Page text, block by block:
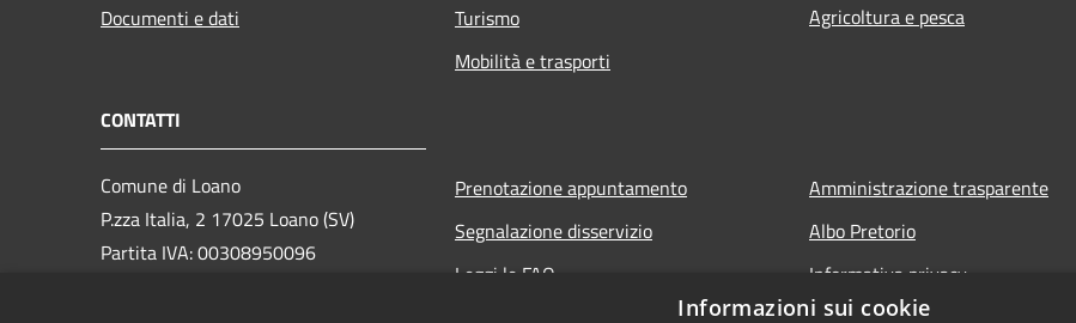
Documenti e dati
Turismo
Mobilità e trasporti
Agricoltura e pesca
CONTATTI
Comune di Loano
P.zza Italia, 2 17025 Loano (SV)
Partita IVA: 00308950096
Prenotazione appuntamento
Segnalazione disservizio
Leggi le FAQ
Amministrazione trasparente
Albo Pretorio
Informativa privacy
Note legali
Informazioni sui cookie